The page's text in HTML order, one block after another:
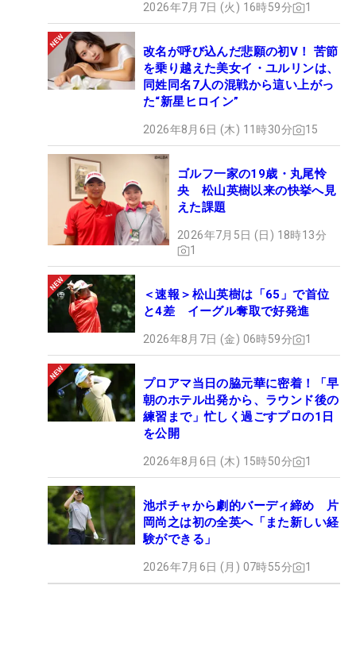
2026年7月7日 (火) 16時59分 1
改名が呼び込んだ悲願の初V！ 苦節
を乗り越えた美女イ・ユルリンは、
同姓同名7人の混戦から這い上がっ
た“新星ヒロイン”
2026年8月6日 (木) 11時30分 15
ゴルフ一家の19歳・丸尾怜
央 松山英樹以来の快挙へ見
えた課題
2026年7月5日 (日) 18時13分
1
＜速報＞松山英樹は「65」で首位
と4差 イーグル奪取で好発進
2026年8月7日 (金) 06時59分 1
プロアマ当日の脇元華に密着！「早
朝のホテル出発から、ラウンド後の
練習まで」忙しく過ごすプロの1日
を公開
2026年8月6日 (木) 15時50分 1
池ポチャから劇的バーディ締め 片
岡尚之は初の全英へ「また新しい経
験ができる」
2026年7月6日 (月) 07時55分 1